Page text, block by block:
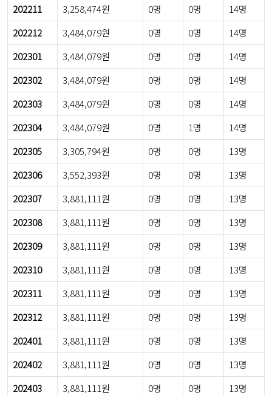
202211 3,258,474원 0명 0명
14명
202212
3,484,079원 0명 0명
14명
202301
3,484,079원 0명 0명
14명
202302
3,484,079원 0명 0명
14명
202303
3,484,079원 0명 0명
14명
202304
3,484,079원 0명 1명
14명
202305
3,305,794원 0명 0명
13명
202306
3,552,393원 0명 0명
13명
202307
3,881,111원 0명 0명
13명
202308
3,881,111원 0명 0명
13명
202309
3,881,111원 0명 0명
13명
202310
3,881,111원 0명 0명
13명
202311
3,881,111원 0명 0명
13명
202312
3,881,111원 0명 0명
13명
202401
3,881,111원 0명 0명
13명
202402
3,881,111원 0명 0명
13명
202403
3,881,111원 0명 0명
13명